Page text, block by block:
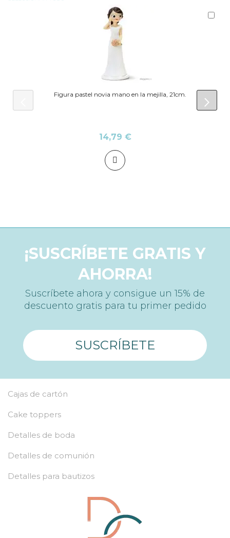
Figura pastel novia mano en la mejilla, 21cm.
14,79 €
¡SUSCRÍBETE GRATIS Y
AHORRA!
Suscríbete ahora y consigue un 15% de
descuento gratis para tu primer pedido
SUSCRÍBETE
Cajas de cartón
Cake toppers
Detalles de boda
Detalles de comunión
Detalles para bautizos